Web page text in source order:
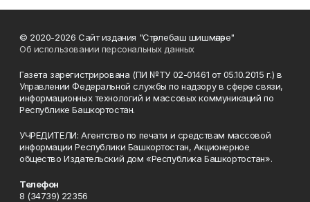
© 2020-2026 Сайт издания "Стәрлебаш шишмәләре"
Об использовании персональных данных
Газета зарегистрирована (ПИ №ТУ 02-01461 от 05.10.2015 г.) в
Управлении Федеральной службы по надзору в сфере связи,
информационных технологий и массовых коммуникаций по
Республике Башкортостан.
УЧРЕДИТЕЛИ: Агентство по печати и средствам массовой
информации Республики Башкортостан, Акционерное
общество Издательский дом «Республика Башкортостан».
Телефон
8 (34739) 22356